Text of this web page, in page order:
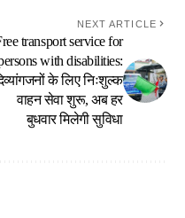
NEXT ARTICLE
transport service for
with disabilities:
के लिए निःशुल्क
वाहन सेवा शुरू, अब हर
बुधवार मिलेगी सुविधा